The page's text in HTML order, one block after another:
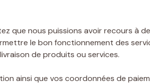
que nous puissions avoir recours à
le bon fonctionnement des
de produits ou services.
ainsi que vos coordonnées de